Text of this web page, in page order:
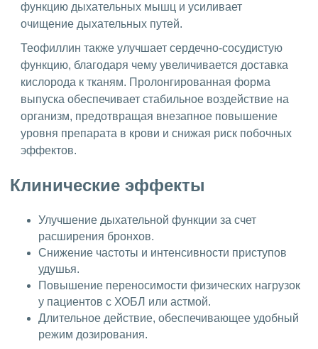
функцию дыхательных мышц и усиливает
очищение дыхательных путей.
Теофиллин также улучшает сердечно-сосудистую
функцию, благодаря чему увеличивается доставка
кислорода к тканям. Пролонгированная форма
выпуска обеспечивает стабильное воздействие на
организм, предотвращая внезапное повышение
уровня препарата в крови и снижая риск побочных
эффектов.
Клинические эффекты
Улучшение дыхательной функции за счет
расширения бронхов.
Снижение частоты и интенсивности приступов
удушья.
Повышение переносимости физических нагрузок
у пациентов с ХОБЛ или астмой.
Длительное действие, обеспечивающее удобный
режим дозирования.